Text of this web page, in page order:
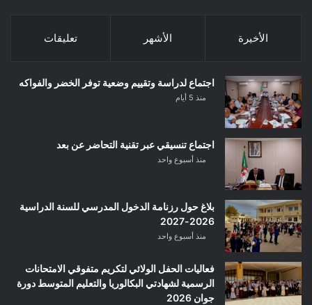
الأخيرة الأشهر تعليقات
اجتماع لدراسة وتقييم وضعية توفر الخضر والفواكه
منذ 5 أيام
اجتماع تنسيقي عبر تقنية التحاضر عن بعد
منذ أسبوع واحد
بلاغ حول رزنامة الدخول المدرسي للسنة الدراسية
2026-2027
منذ أسبوع واحد
فعاليات الحفل الولائي لتكريم متفوقي الامتحانات
الرسمية لشهادتي البكالوريا والتعليم المتوسط دورة
جوان 2026